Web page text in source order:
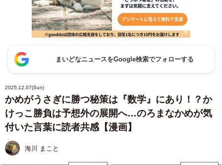
まいどなニュースをGoogle検索でフォローする
2025.12.07(Sun)
かめがうさぎに勝つ秘策は『数学』にあり！？か
けっこ勝負は予想外の展開へ…のろまなかめが気
付いた言葉に読者共感【漫画】
海川 まこと